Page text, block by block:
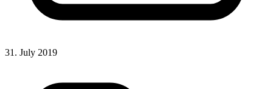
31. July 2019